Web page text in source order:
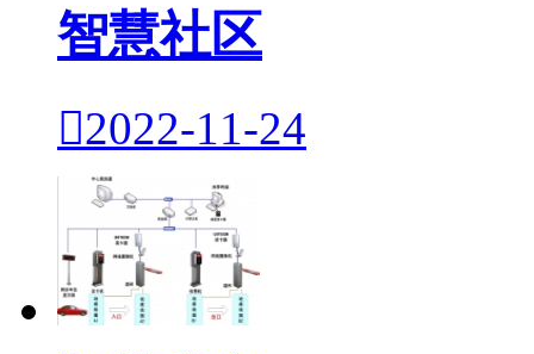
智慧社区
2022-11-24